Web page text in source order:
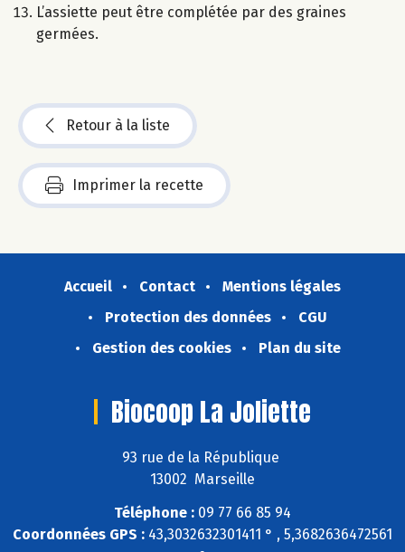
L’assiette peut être complétée par des graines
germées.
Retour à la liste
Imprimer la recette
Accueil Contact
Mentions légales
Protection des données
CGU
Gestion des cookies
Plan du site
Biocoop La Joliette
93 rue de la République
13002 Marseille
Téléphone : 09 77 66 85 94
Coordonnées GPS : 43,3032632301411 ° , 5,3682636472561